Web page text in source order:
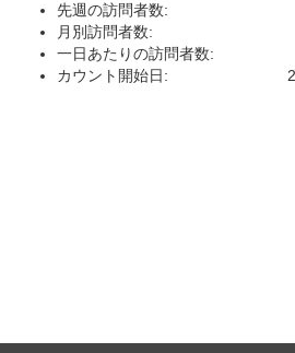
先週の訪問者数:
月別訪問者数:
一日あたりの訪問者数:
カウント開始日: